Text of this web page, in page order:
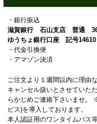
・銀行振込
滋賀銀行 石山支店 普通
ゆうちょ銀行口座 記号
・代金引換便
・アマゾン決済
ご注文より１週間以内に理由
キャンセル扱いとさせていた
らかじめご連絡下さいませ。
ビス)を導入しております。
本人認証用のワンタイムパス